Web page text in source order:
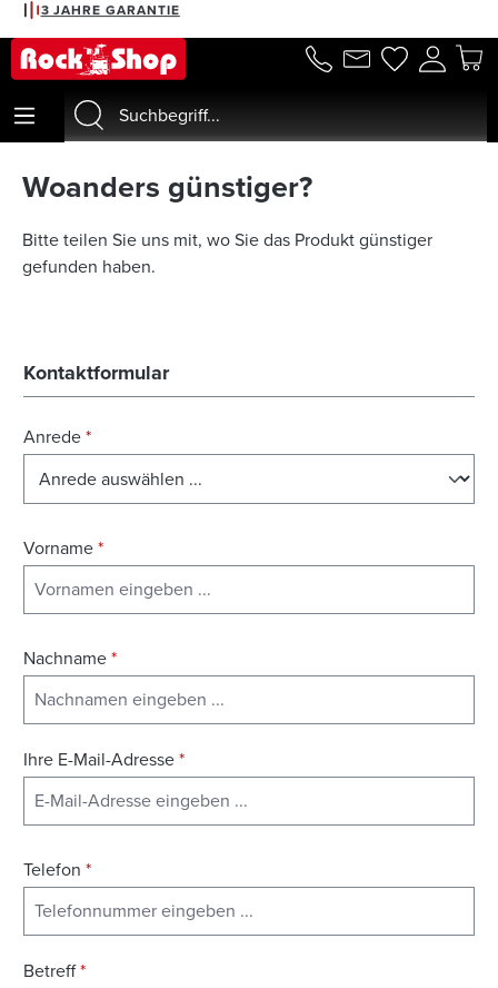
springen
3 JAHRE GARANTIE
Woanders günstiger?
Bitte teilen Sie uns mit, wo Sie das Produkt günstiger
gefunden haben.
Kontaktformular
Anrede*
Vorname*
Nachname*
Ihre E-Mail-Adresse*
Telefon *
Betreff*